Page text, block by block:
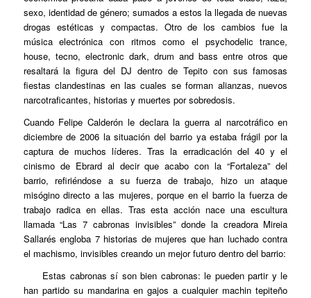
sexo, identidad de género; sumados a estos la llegada de nuevas
drogas estéticas y compactas. Otro de los cambios fue la
música electrónica con ritmos como el psychodelic trance,
house, tecno, electronic dark, drum and bass entre otros que
resaltará la figura del DJ dentro de Tepito con sus famosas
fiestas clandestinas en las cuales se forman alianzas, nuevos
narcotraficantes, historias y muertes por sobredosis.
Cuando Felipe Calderón le declara la guerra al narcotráfico en
diciembre de 2006 la situación del barrio ya estaba frágil por la
captura de muchos líderes. Tras la erradicación del 40 y el
cinismo de Ebrard al decir que acabo con la “Fortaleza” del
barrio, refiriéndose a su fuerza de trabajo, hizo un ataque
misógino directo a las mujeres, porque en el barrio la fuerza de
trabajo radica en ellas. Tras esta acción nace una escultura
llamada “Las 7 cabronas invisibles” donde la creadora Mireia
Sallarés engloba 7 historias de mujeres que han luchado contra
el machismo, invisibles creando un mejor futuro dentro del barrio:
Estas cabronas sí son bien cabronas: le pueden partir y le
han partido su mandarina en gajos a cualquier machin tepiteño